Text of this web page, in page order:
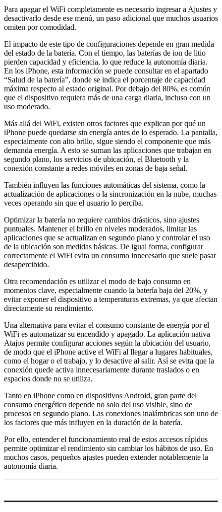
Para apagar el WiFi completamente es necesario ingresar a Ajustes y
desactivarlo desde ese menú, un paso adicional que muchos usuarios
omiten por comodidad.
El impacto de este tipo de configuraciones depende en gran medida
del estado de la batería. Con el tiempo, las baterías de ion de litio
pierden capacidad y eficiencia, lo que reduce la autonomía diaria.
En los iPhone, esta información se puede consultar en el apartado
“Salud de la batería”, donde se indica el porcentaje de capacidad
máxima respecto al estado original. Por debajo del 80%, es común
que el dispositivo requiera más de una carga diaria, incluso con un
uso moderado.
Más allá del WiFi, existen otros factores que explican por qué un
iPhone puede quedarse sin energía antes de lo esperado. La pantalla,
especialmente con alto brillo, sigue siendo el componente que más
demanda energía. A esto se suman las aplicaciones que trabajan en
segundo plano, los servicios de ubicación, el Bluetooth y la
conexión constante a redes móviles en zonas de baja señal.
También influyen las funciones automáticas del sistema, como la
actualización de aplicaciones o la sincronización en la nube, muchas
veces operando sin que el usuario lo perciba.
Optimizar la batería no requiere cambios drásticos, sino ajustes
puntuales. Mantener el brillo en niveles moderados, limitar las
aplicaciones que se actualizan en segundo plano y controlar el uso
de la ubicación son medidas básicas. De igual forma, configurar
correctamente el WiFi evita un consumo innecesario que suele pasar
desapercibido.
Otra recomendación es utilizar el modo de bajo consumo en
momentos clave, especialmente cuando la batería baja del 20%, y
evitar exponer el dispositivo a temperaturas extremas, ya que afectan
directamente su rendimiento.
Una alternativa para evitar el consumo constante de energía por el
WiFi es automatizar su encendido y apagado. La aplicación nativa
Atajos permite configurar acciones según la ubicación del usuario,
de modo que el iPhone active el WiFi al llegar a lugares habituales,
como el hogar o el trabajo, y lo desactive al salir. Así se evita que la
conexión quede activa innecesariamente durante traslados o en
espacios donde no se utiliza.
Tanto en iPhone como en dispositivos Android, gran parte del
consumo energético depende no solo del uso visible, sino de
procesos en segundo plano. Las conexiones inalámbricas son uno de
los factores que más influyen en la duración de la batería.
Por ello, entender el funcionamiento real de estos accesos rápidos
permite optimizar el rendimiento sin cambiar los hábitos de uso. En
muchos casos, pequeños ajustes pueden extender notablemente la
autonomía diaria.